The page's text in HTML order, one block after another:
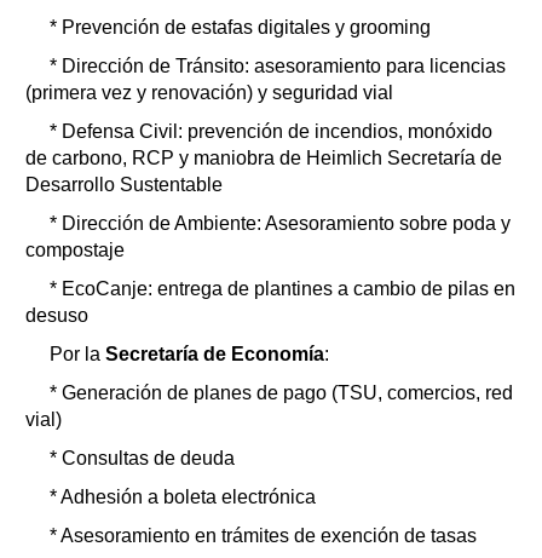
* Prevención de estafas digitales y grooming
* Dirección de Tránsito: asesoramiento para licencias
(primera vez y renovación) y seguridad vial
* Defensa Civil: prevención de incendios, monóxido
de carbono, RCP y maniobra de Heimlich Secretaría de
Desarrollo Sustentable
* Dirección de Ambiente: Asesoramiento sobre poda y
compostaje
* EcoCanje: entrega de plantines a cambio de pilas en
desuso
Por la Secretaría de Economía:
* Generación de planes de pago (TSU, comercios, red
vial)
* Consultas de deuda
* Adhesión a boleta electrónica
* Asesoramiento en trámites de exención de tasas